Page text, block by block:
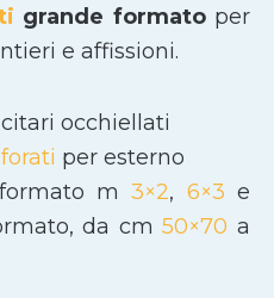
grande formatoper
e affissioni.
occhiellati
per esterno
formato m3×2, 6×3 e
da cm50×70 a